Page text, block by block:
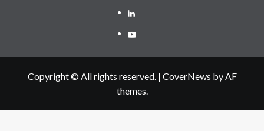
Linkedin
Youtube
Copyright © All rights reserved. | CoverNews by AF
themes.